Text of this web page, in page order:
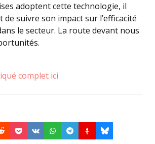
adoptent cette technologie, il
suivre son impact sur l’efficacité
le secteur. La route devant nous
complet ici